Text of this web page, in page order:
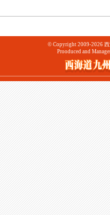
© Copyright 2009-2026
Prooduced and